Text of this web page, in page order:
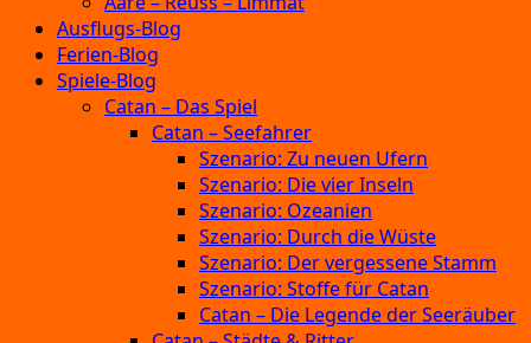
Ausflugs-Blog
Ferien-Blog
Spiele-Blog
Catan – Das Spiel
Catan – Seefahrer
Szenario: Zu neuen Ufern
Szenario: Die vier Inseln
Szenario: Ozeanien
Szenario: Durch die Wüste
Szenario: Der vergessene Stamm
Szenario: Stoffe für Catan
Catan – Die Legende der Seeräuber